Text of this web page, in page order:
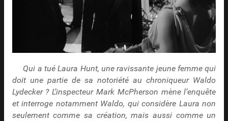
Qui a tué Laura Hunt, une ravissante jeune femme qui
doit une partie de sa notoriété au chroniqueur Waldo
Lydecker ? L’inspecteur Mark McPherson mène l’enquête
et interroge notamment Waldo, qui considère Laura non
seulement comme sa création, mais aussi comme un